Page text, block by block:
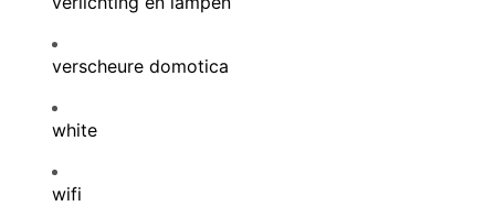
verscheure domotica
white
wifi